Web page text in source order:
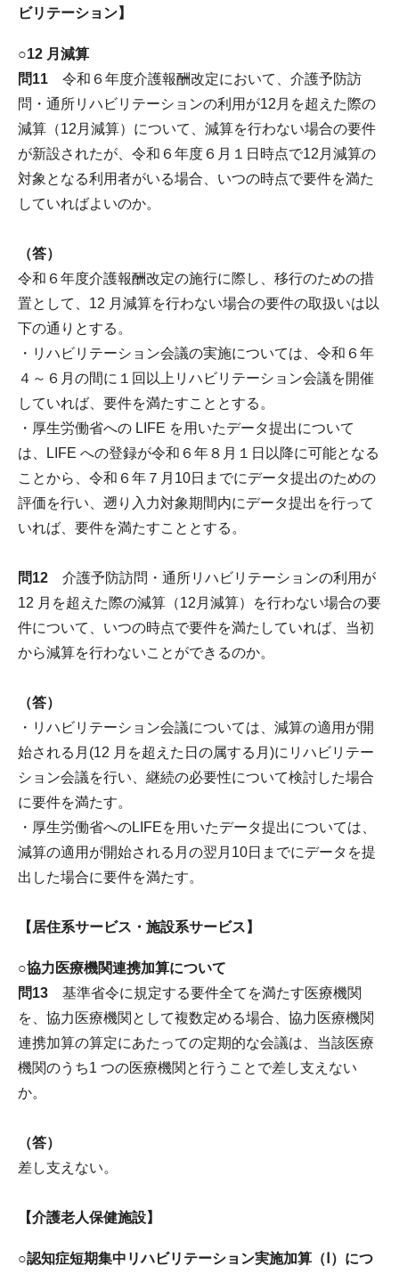
ビリテーション】
○12 月減算
問11 令和６年度介護報酬改定において、介護予防訪
問・通所リハビリテーションの利用が12月を超えた際の
減算（12月減算）について、減算を行わない場合の要件
が新設されたが、令和６年度６月１日時点で12月減算の
対象となる利用者がいる場合、いつの時点で要件を満た
していればよいのか。
（答）
令和６年度介護報酬改定の施行に際し、移行のための措
置として、12 月減算を行わない場合の要件の取扱いは以
下の通りとする。
・リハビリテーション会議の実施については、令和６年
４～６月の間に１回以上リハビリテーション会議を開催
していれば、要件を満たすこととする。
・厚生労働省への LIFE を用いたデータ提出について
は、LIFE への登録が令和６年８月１日以降に可能となる
ことから、令和６年７月10日までにデータ提出のための
評価を行い、遡り入力対象期間内にデータ提出を行って
いれば、要件を満たすこととする。
問12 介護予防訪問・通所リハビリテーションの利用が
12 月を超えた際の減算（12月減算）を行わない場合の要
件について、いつの時点で要件を満たしていれば、当初
から減算を行わないことができるのか。
（答）
・リハビリテーション会議については、減算の適用が開
始される月(12 月を超えた日の属する月)にリハビリテー
ション会議を行い、継続の必要性について検討した場合
に要件を満たす。
・厚生労働省へのLIFEを用いたデータ提出については、
減算の適用が開始される月の翌月10日までにデータを提
出した場合に要件を満たす。
【居住系サービス・施設系サービス】
○協力医療機関連携加算について
問13 基準省令に規定する要件全てを満たす医療機関
を、協力医療機関として複数定める場合、協力医療機関
連携加算の算定にあたっての定期的な会議は、当該医療
機関のうち1 つの医療機関と行うことで差し支えない
か。
（答）
差し支えない。
【介護老人保健施設】
○認知症短期集中リハビリテーション実施加算（Ⅰ）につ